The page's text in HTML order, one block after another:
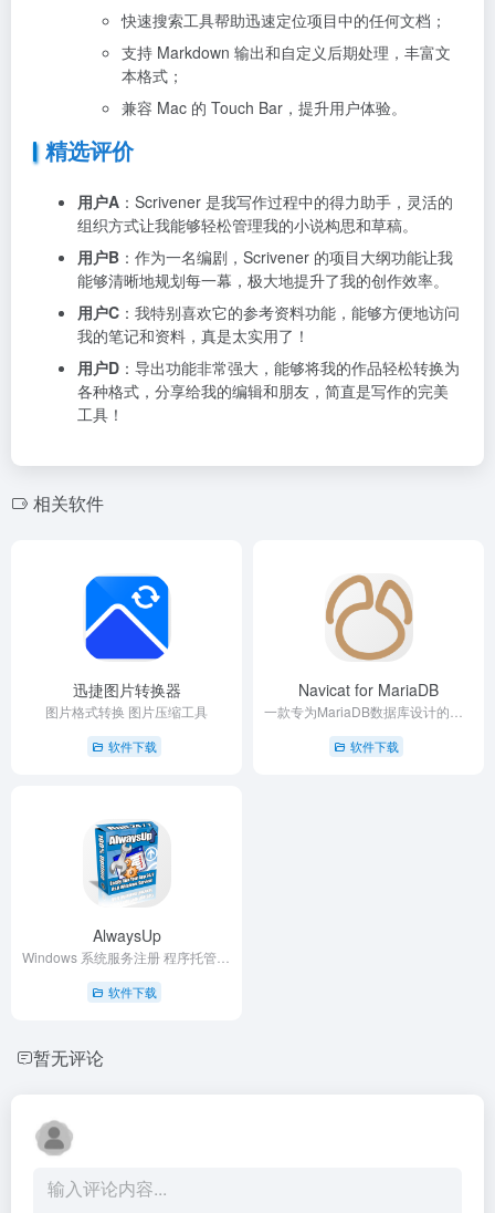
快速搜索工具帮助迅速定位项目中的任何文档；
支持 Markdown 输出和自定义后期处理，丰富文
本格式；
兼容 Mac 的 Touch Bar，提升用户体验。
精选评价
用户A ：Scrivener 是我写作过程中的得力助手，灵活的
组织方式让我能够轻松管理我的小说构思和草稿。
用户B ：作为一名编剧，Scrivener 的项目大纲功能让我
能够清晰地规划每一幕，极大地提升了我的创作效率。
用户C ：我特别喜欢它的参考资料功能，能够方便地访问
我的笔记和资料，真是太实用了！
用户D ：导出功能非常强大，能够将我的作品轻松转换为
各种格式，分享给我的编辑和朋友，简直是写作的完美
工具！
相关软件
迅捷图片转换器
图片格式转换 图片压缩工具
软件下载
Navicat for MariaDB
软件下载
AlwaysUp
软件下载
暂无评论